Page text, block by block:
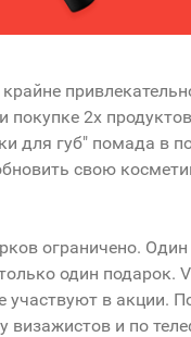
покупке 2х
для губ" помада в
свою
ограничено. Один
один подарок.
в акции.
визажистов и по